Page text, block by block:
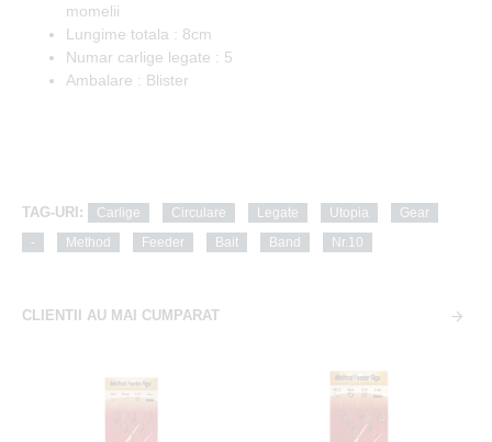
momelii
Lungime totala : 8cm
Numar carlige legate : 5
Ambalare : Blister
TAG-URI: Carlige Circulare Legate Utopia
Gear
-
Method Feeder Bait Band Nr.10
CLIENTII AU MAI CUMPARAT